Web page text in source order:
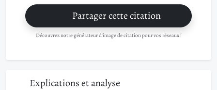
Partager cette citation
Découvrez notre générateur d'image de citation pour vos réseaux !
Explications et analyse